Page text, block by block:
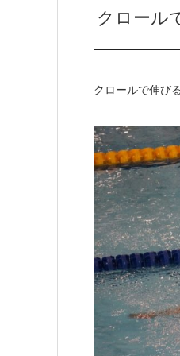
クロール
クロールで伸び